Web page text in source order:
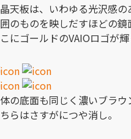
天板は、いわゆる光沢感
のものを映しだすほどの鏡
にゴールドのVAIOロゴが輝
の底面も同じく濃いブラ
らはさすがにつや消し。